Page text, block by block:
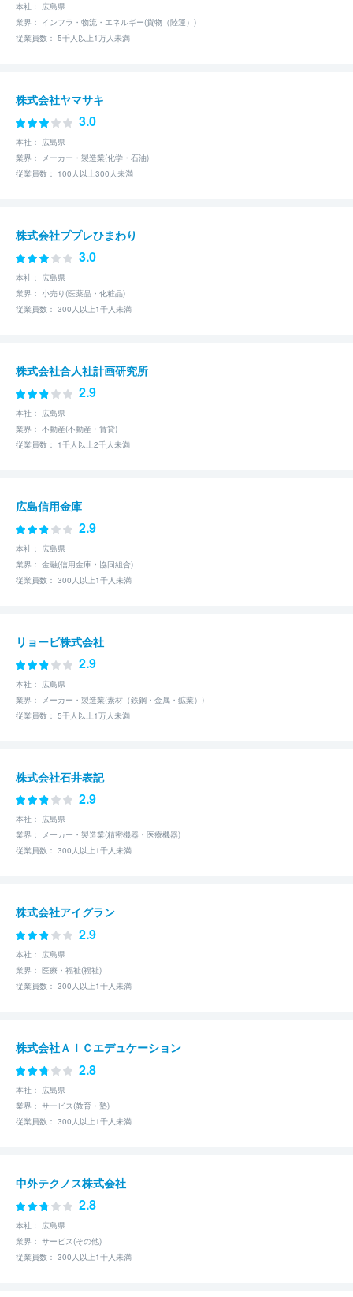
本社： 広島県
業界： インフラ・物流・エネルギー(貨物（陸運）)
従業員数： 5千人以上1万人未満
株式会社ヤマサキ
3.0
本社： 広島県
業界： メーカー・製造業(化学・石油)
従業員数： 100人以上300人未満
株式会社ププレひまわり
3.0
本社： 広島県
業界： 小売り(医薬品・化粧品)
従業員数： 300人以上1千人未満
株式会社合人社計画研究所
2.9
本社： 広島県
業界： 不動産(不動産・賃貸)
従業員数： 1千人以上2千人未満
広島信用金庫
2.9
本社： 広島県
業界： 金融(信用金庫・協同組合)
従業員数： 300人以上1千人未満
リョービ株式会社
2.9
本社： 広島県
業界： メーカー・製造業(素材（鉄鋼・金属・鉱業）)
従業員数： 5千人以上1万人未満
株式会社石井表記
2.9
本社： 広島県
業界： メーカー・製造業(精密機器・医療機器)
従業員数： 300人以上1千人未満
株式会社アイグラン
2.9
本社： 広島県
業界： 医療・福祉(福祉)
従業員数： 300人以上1千人未満
株式会社ＡＩＣエデュケーション
2.8
本社： 広島県
業界： サービス(教育・塾)
従業員数： 300人以上1千人未満
中外テクノス株式会社
2.8
本社： 広島県
業界： サービス(その他)
従業員数： 300人以上1千人未満